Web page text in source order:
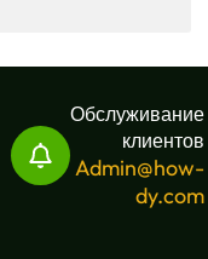
Обслуживание
клиентов
Admin@how-
dy.com